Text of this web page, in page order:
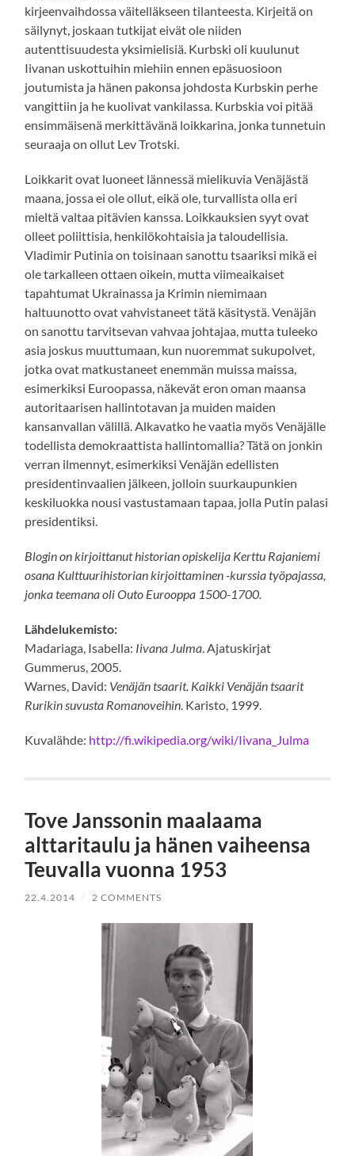
kirjeenvaihdossa väitelläkseen tilanteesta. Kirjeitä on
säilynyt, joskaan tutkijat eivät ole niiden
autenttisuudesta yksimielisiä. Kurbski oli kuulunut
Iivanan uskottuihin miehiin ennen epäsuosioon
joutumista ja hänen pakonsa johdosta Kurbskin perhe
vangittiin ja he kuolivat vankilassa. Kurbskia voi pitää
ensimmäisenä merkittävänä loikkarina, jonka tunnetuin
seuraaja on ollut Lev Trotski.
Loikkarit ovat luoneet lännessä mielikuvia Venäjästä
maana, jossa ei ole ollut, eikä ole, turvallista olla eri
mieltä valtaa pitävien kanssa. Loikkauksien syyt ovat
olleet poliittisia, henkilökohtaisia ja taloudellisia.
Vladimir Putinia on toisinaan sanottu tsaariksi mikä ei
ole tarkalleen ottaen oikein, mutta viimeaikaiset
tapahtumat Ukrainassa ja Krimin niemimaan
haltuunotto ovat vahvistaneet tätä käsitystä. Venäjän
on sanottu tarvitsevan vahvaa johtajaa, mutta tuleeko
asia joskus muuttumaan, kun nuoremmat sukupolvet,
jotka ovat matkustaneet enemmän muissa maissa,
esimerkiksi Euroopassa, näkevät eron oman maansa
autoritaarisen hallintotavan ja muiden maiden
kansanvallan välillä. Alkavatko he vaatia myös Venäjälle
todellista demokraattista hallintomallia? Tätä on jonkin
verran ilmennyt, esimerkiksi Venäjän edellisten
presidentinvaalien jälkeen, jolloin suurkaupunkien
keskiluokka nousi vastustamaan tapaa, jolla Putin palasi
presidentiksi.
Blogin on kirjoittanut historian opiskelija Kerttu Rajaniemi
osana Kulttuurihistorian kirjoittaminen -kurssia työpajassa,
jonka teemana oli Outo Eurooppa 1500-1700.
Lähdelukemisto:
Madariaga, Isabella: Iivana Julma . Ajatuskirjat
Gummerus, 2005.
Warnes, David: Venäjän tsaarit. Kaikki Venäjän tsaarit
Rurikin suvusta Romanoveihin . Karisto, 1999.
Kuvalähde: http://fi.wikipedia.org/wiki/Iivana_Julma
Tove Janssonin maalaama
alttaritaulu ja hänen vaiheensa
Teuvalla vuonna 1953
22.4.2014 / 2 COMMENTS